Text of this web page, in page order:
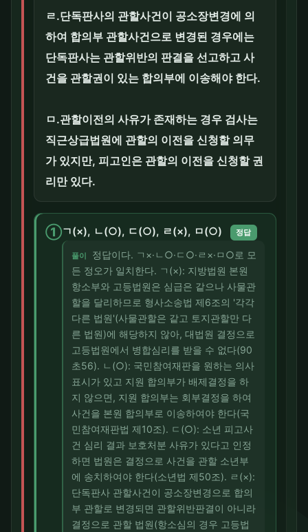
ㄹ.단독판사의 관할사건이 공소장변경에 의
하여 합의부 관할사건으로 변경된 경우에는
단독판사는 관할위반의 판결을 선고하고 사
건을 관할권이 있는 합의부에 이송해야 한다.
ㅁ.관할이전의 사유가 존재하는 경우 검사는
직근상급법원에 관할의 이전을 신청할 의무
가 있지만, 피고인은 관할의 이전을 신청할 권
리만 있다.
①ㄱ(×), ㄴ(○), ㄷ(○), ㄹ(×), ㅁ(○) 정답
풀이
정답이다. ㄱ×·ㄴ○·ㄷ○·ㄹ×·ㅁ○로 모
든 정오가 일치한다. ㄱ(×): 지방법원 본원
항소부와 고등법원은 심급은 같으나 사물관
할을 달리하므로 형사소송법 제6조의 '각각
다른 법원'(사물관할은 같고 토지관할만 다
른 법원)에 해당하지 않아, 대법원 결정으로
고등법원에서 병합심리를 받을 수 없다(90
초56). ㄴ(○): 국민참여재판을 원하는 의사
표시가 있고 지원 합의부가 배제결정을 하
지 않으면, 지원 합의부는 회부결정을 하여
사건을 본원 합의부로 이송하여야 한다(국
민참여재판법 제10조). ㄷ(○): 소년 피고사
건 심리 결과 보호처분 사유가 있다고 인정
하면 법원은 결정으로 사건을 관할 소년부
에 송치하여야 한다(소년법 제50조). ㄹ(×):
단독판사 관할사건이 공소장변경으로 합의
부 관할로 변경되면 관할위반판결이 아니라
결정으로 관할 법원(항소심의 경우 고등법